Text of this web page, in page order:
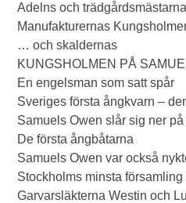
Adelns och
Manufakturernas
… och skaldernas
KUNGSHOLMEN PÅ
En engelsman som satt spår
Sveriges första ångkvarn –
Samuels Owen slår sig ner
De första ångbåtarna
Samuels Owen var också
Stockholms minsta församling
Garvarsläkterna Westin och